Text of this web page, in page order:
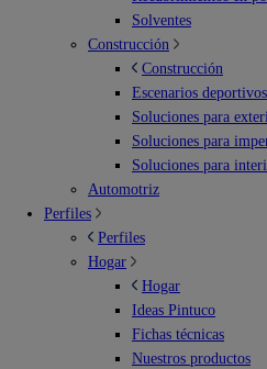
Solventes
Construcción
Construcción
Escenarios deportivos
Soluciones para
Soluciones para
Soluciones para
Automotriz
Perfiles
Perfiles
Hogar
Hogar
Ideas Pintuco
Fichas técnicas
Nuestros productos